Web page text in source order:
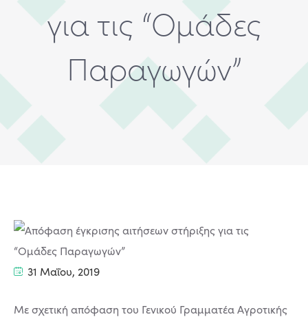
για τις “Ομάδες
Παραγωγών”
31 Μαΐου, 2019
Με σχετική απόφαση του Γενικού Γραμματέα Αγροτικής